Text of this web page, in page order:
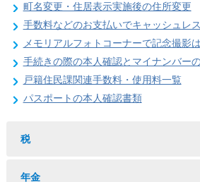
町名変更・住居表示実施後の住所変更
手数料などのお支払いでキャッシュレ
メモリアルフォトコーナーで記念撮影
手続きの際の本人確認とマイナンバー
戸籍住民課関連手数料・使用料一覧
パスポートの本人確認書類
税
年金